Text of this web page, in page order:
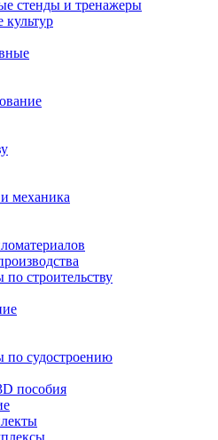
стенды и тренажеры
механика
строительству
по судостроению
пособия